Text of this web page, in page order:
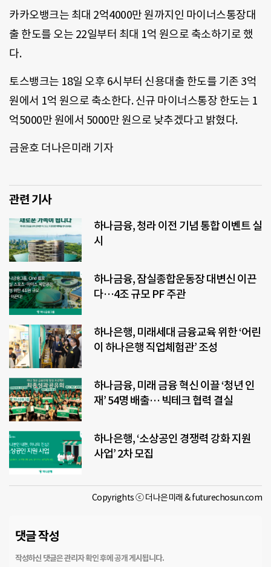
카카오뱅크는 최대 2억4000만 원까지인 마이너스통장대
출 한도를 오는 22일부터 최대 1억 원으로 축소하기로 했
다.
토스뱅크는 18일 오후 6시부터 신용대출 한도를 기존 3억
원에서 1억 원으로 축소한다. 신규 마이너스통장 한도는 1
억5000만 원에서 5000만 원으로 낮추겠다고 밝혔다.
금윤호 더나은미래 기자
관련 기사
하나금융, 청라 이전 기념 통합 이벤트 실
시
하나금융, 잠실종합운동장 대변신 이끈
다…4조 규모 PF 주관
하나은행, 미래세대 금융교육 위한 ‘어린
이 하나은행 직업체험관’ 조성
하나금융, 미래 금융 혁신 이끌 ‘청년 인
재’ 54명 배출… 빅테크 협력 결실
하나은행, ‘소상공인 경쟁력 강화 지원
사업’ 2차 모집
Copyrights ⓒ 더나은미래 & futurechosun.com
댓글 작성